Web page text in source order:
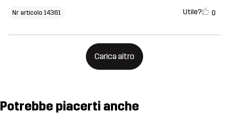
Nr articolo 14361 Utile? 0
Carica altro
Potrebbe piacerti anche